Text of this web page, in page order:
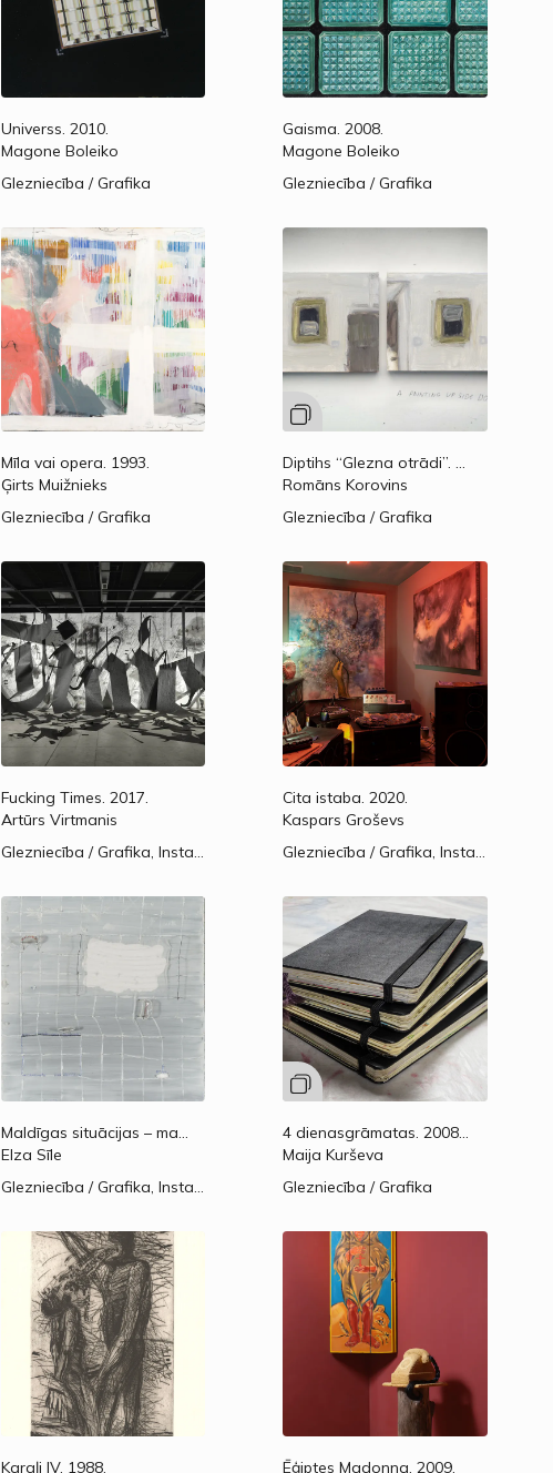
Universs. 2010.
Magone Boleiko
Glezniecība / Grafika
Gaisma. 2008.
Magone Boleiko
Glezniecība / Grafika
Mīla vai opera. 1993.
Ģirts Muižnieks
Glezniecība / Grafika
Diptihs “Glezna otrādi”. 2017.
Romāns Korovins
Glezniecība / Grafika
Fucking Times. 2017.
Artūrs Virtmanis
Glezniecība / Grafika, Instalācija / Tēlniecība / Objekti
Cita istaba. 2020.
Kaspars Groševs
Glezniecība / Grafika, Instalācija / Tēlniecība / Objekti, Video / Jaukta veida instalācijas
Maldīgas situācijas – marmora vannasistaba.
2018.
Elza Sīle
Glezniecība / Grafika, Instalācija / Tēlniecība / Objekti
4 dienasgrāmatas. 2008, 2009-1, 2009-2, 2010
Maija Kurševa
Glezniecība / Grafika
Karaļi IV. 1988. Ēģiptes Madonna. 2009.